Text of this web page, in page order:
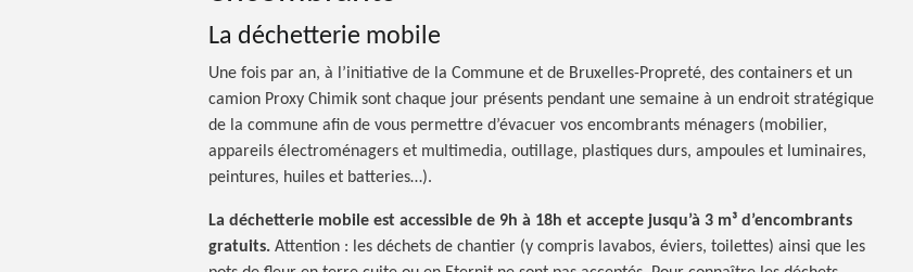
La déchetterie mobile
Une fois par an, à l’initiative de la Commune et de Bruxelles-Propreté, des containers et un
camion Proxy Chimik sont chaque jour présents pendant une semaine à un endroit stratégique
de la commune afin de vous permettre d’évacuer vos encombrants ménagers (mobilier,
appareils électroménagers et multimedia, outillage, plastiques durs, ampoules et luminaires,
peintures, huiles et batteries…).
La déchetterie mobile est accessible de 9h à 18h et accepte jusqu’à 3 m³ d’encombrants
gratuits. Attention : les déchets de chantier (y compris lavabos, éviers, toilettes) ainsi que les